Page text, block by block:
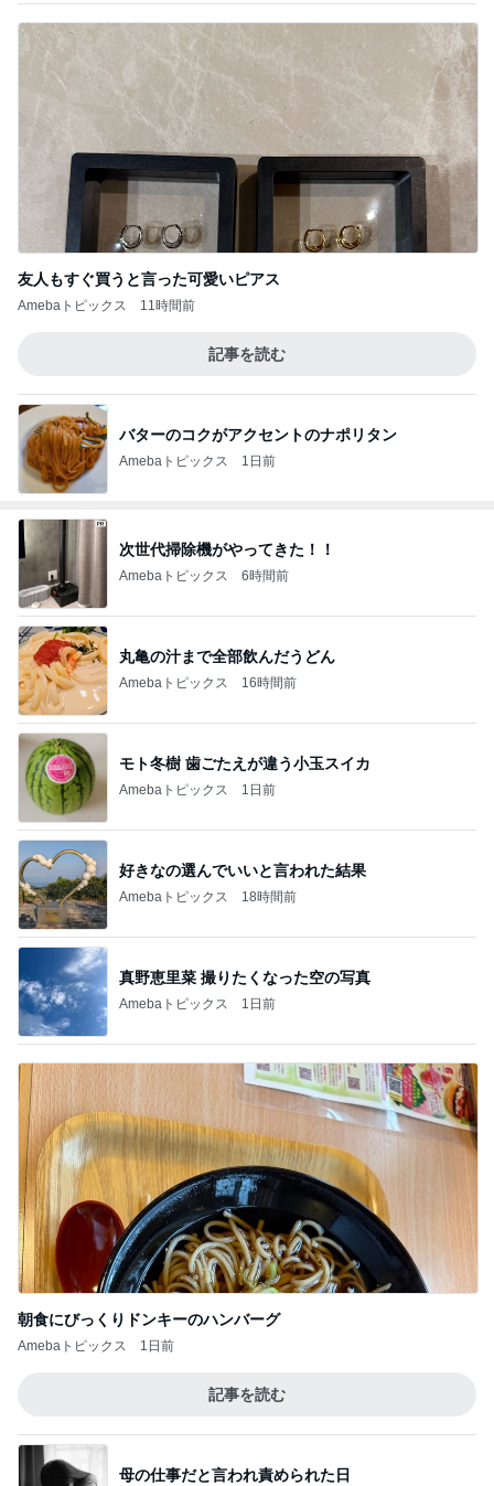
友人もすぐ買うと言った可愛いピアス
Amebaトピックス 11時間前
記事を読む
バターのコクがアクセントのナポリタン
Amebaトピックス 1日前
次世代掃除機がやってきた！！
Amebaトピックス 6時間前
丸亀の汁まで全部飲んだうどん
Amebaトピックス 16時間前
モト冬樹 歯ごたえが違う小玉スイカ
Amebaトピックス 1日前
好きなの選んでいいと言われた結果
Amebaトピックス 18時間前
真野恵里菜 撮りたくなった空の写真
Amebaトピックス 1日前
朝食にびっくりドンキーのハンバーグ
Amebaトピックス 1日前
記事を読む
母の仕事だと言われ責められた日